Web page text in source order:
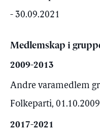
- 30.09.2021
Medlemskap i
2009-2013
Andre varamedlem
Folkeparti,
2017-2021